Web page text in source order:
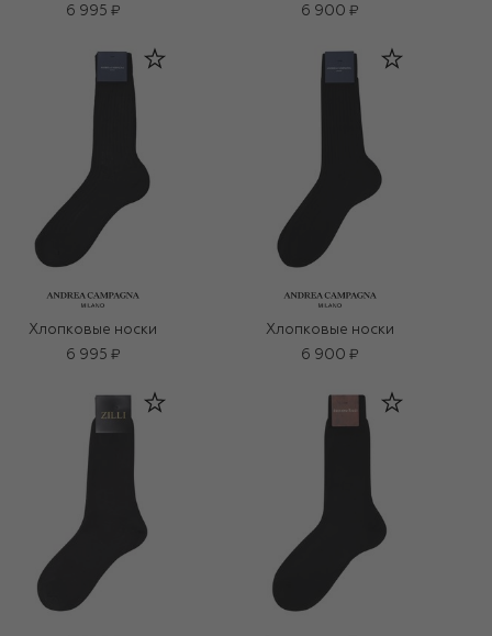
6 995 ₽ 6 900 ₽
Хлопковые носки
6 995 ₽
Хлопковые носки
6 900 ₽